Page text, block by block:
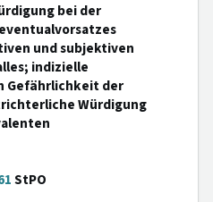
bei der
und subjektiven
indizielle
Gefährlichkeit der
Würdigung
StPO